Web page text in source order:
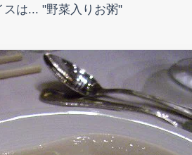
スは... "野菜入りお粥"